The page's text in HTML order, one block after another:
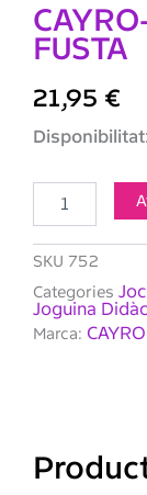
FUSTA
21,95 €
quantitat
/
OCA
FUSTA
SKU 752
Categories
Joguina
Marca: